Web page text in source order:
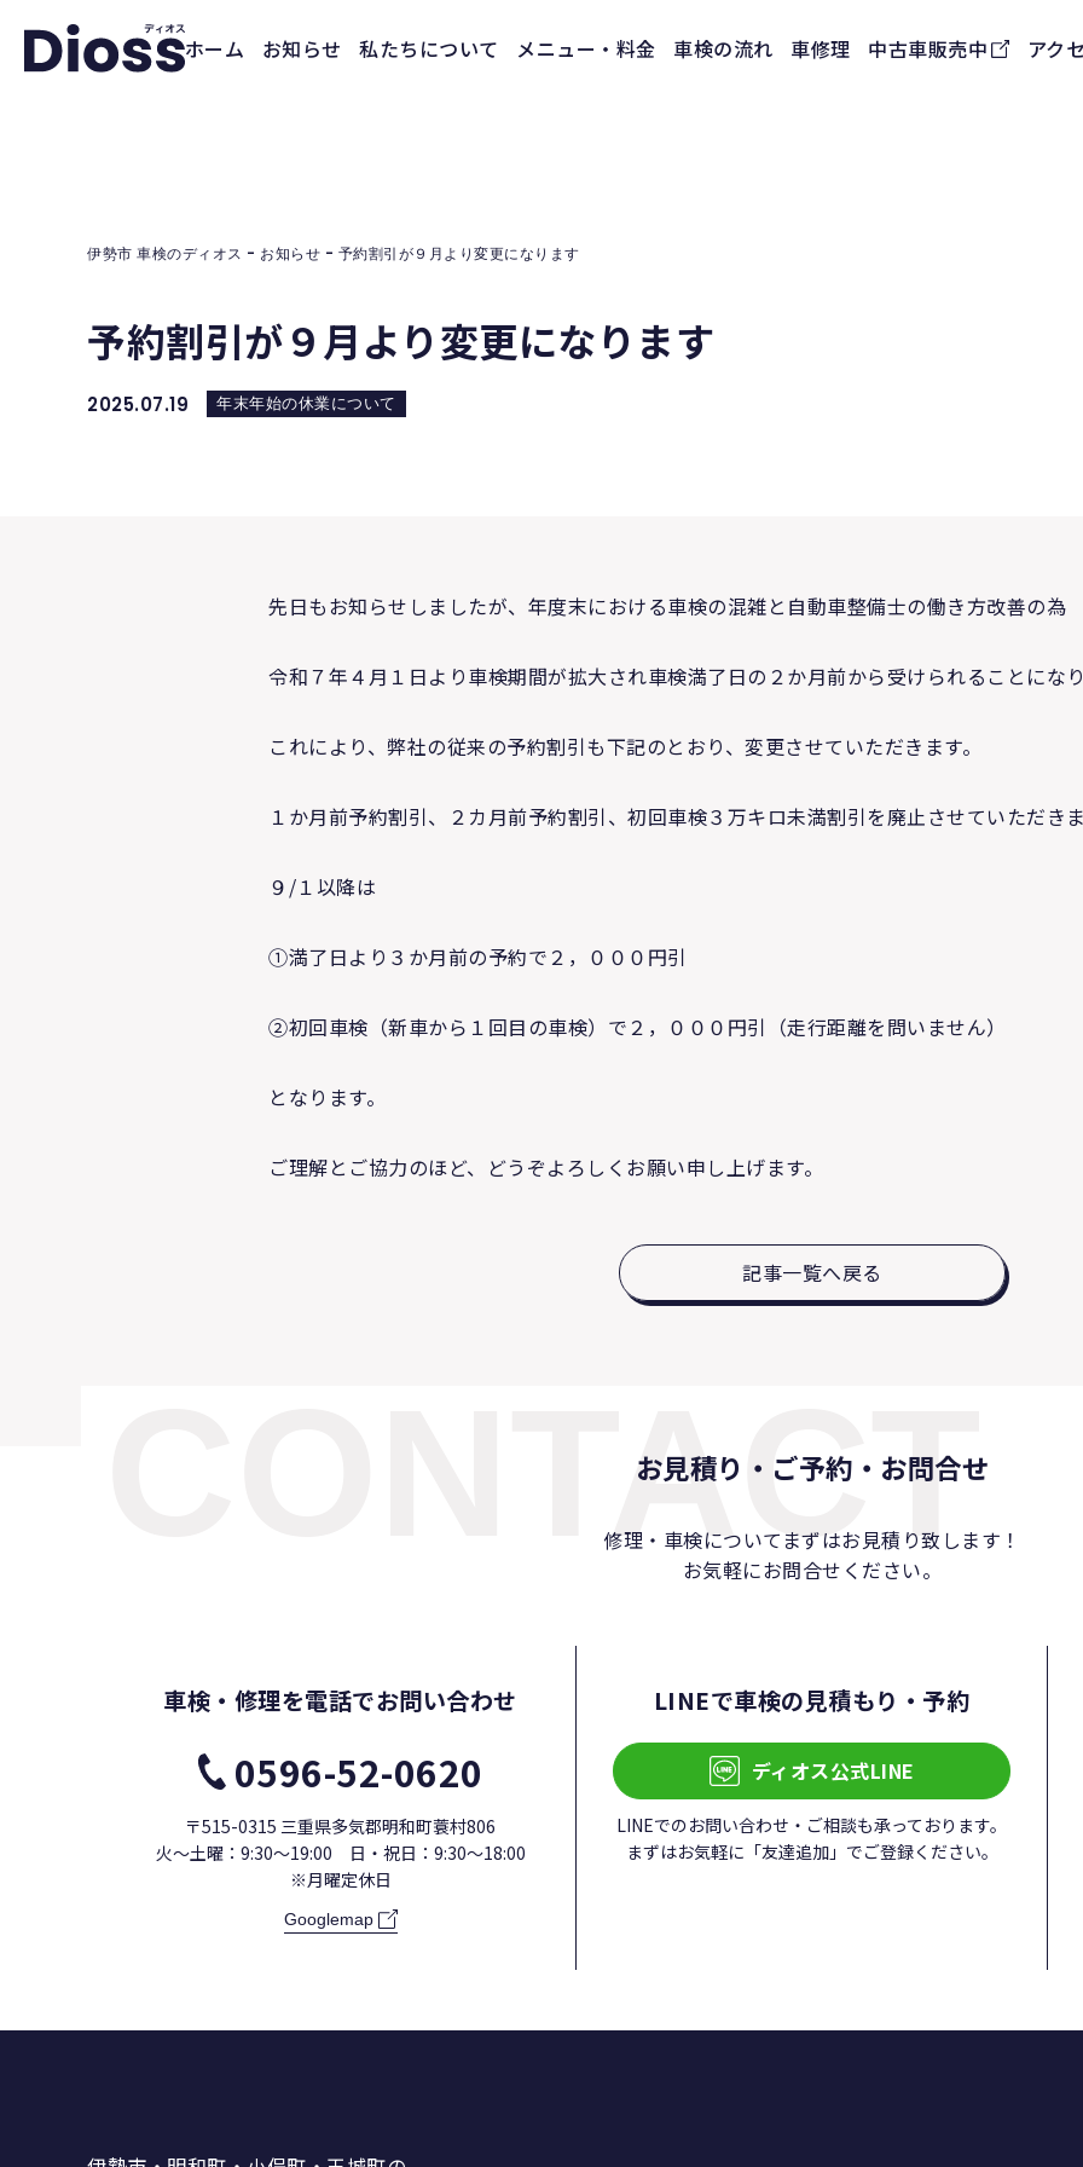
ホーム お知らせ 私たちについて メニュー・料金 車検の流れ 車修理 中古車販売中 アク
伊勢市 車検のディオス - お知らせ - 予約割引が９月より変更になります
予約割引が９月より変更になります
2025.07.19 年末年始の休業について
先日もお知らせしましたが、年度末における車検の混雑と自動車整備士の働き方改善の為
令和７年４月１日より車検期間が拡大され車検満了日の２か月前から受けられることになり
これにより、弊社の従来の予約割引も下記のとおり、変更させていただきます。
１か月前予約割引、２カ月前予約割引、初回車検３万キロ未満割引を廃止させていただきま
９/１以降は
①満了日より３か月前の予約で２，０００円引
②初回車検（新車から１回目の車検）で２，０００円引（走行距離を問いません）
となります。
ご理解とご協力のほど、どうぞよろしくお願い申し上げます。
記事一覧へ戻る
お見積り・ご予約・お問合せ
CONTACT
修理・車検についてまずはお見積り致します！
お気軽にお問合せください。
車検・修理を電話でお問い合わせ
0596-52-0620
〒515-0315 三重県多気郡明和町蓑村806
火〜土曜：9:30〜19:00
日・祝日：9:30〜18:00
※月曜定休日
Googlemap
LINEで車検の見積もり・予約
ディオス公式LINE
LINEでのお問い合わせ・ご相談も承っております。
まずはお気軽に「友達追加」でご登録ください。